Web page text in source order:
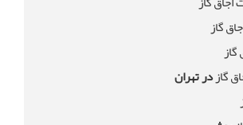
گاز
گاز
گازدر تهران